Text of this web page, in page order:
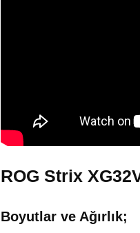
ROG Strix
Boyutlar ve Ağırlık;